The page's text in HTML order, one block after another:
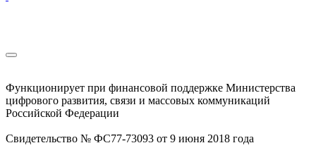
Функционирует при финансовой поддержке Министерства
цифрового развития, связи и массовых коммуникаций
Российской Федерации
Свидетельство № ФС77-73093 от 9 июня 2018 года